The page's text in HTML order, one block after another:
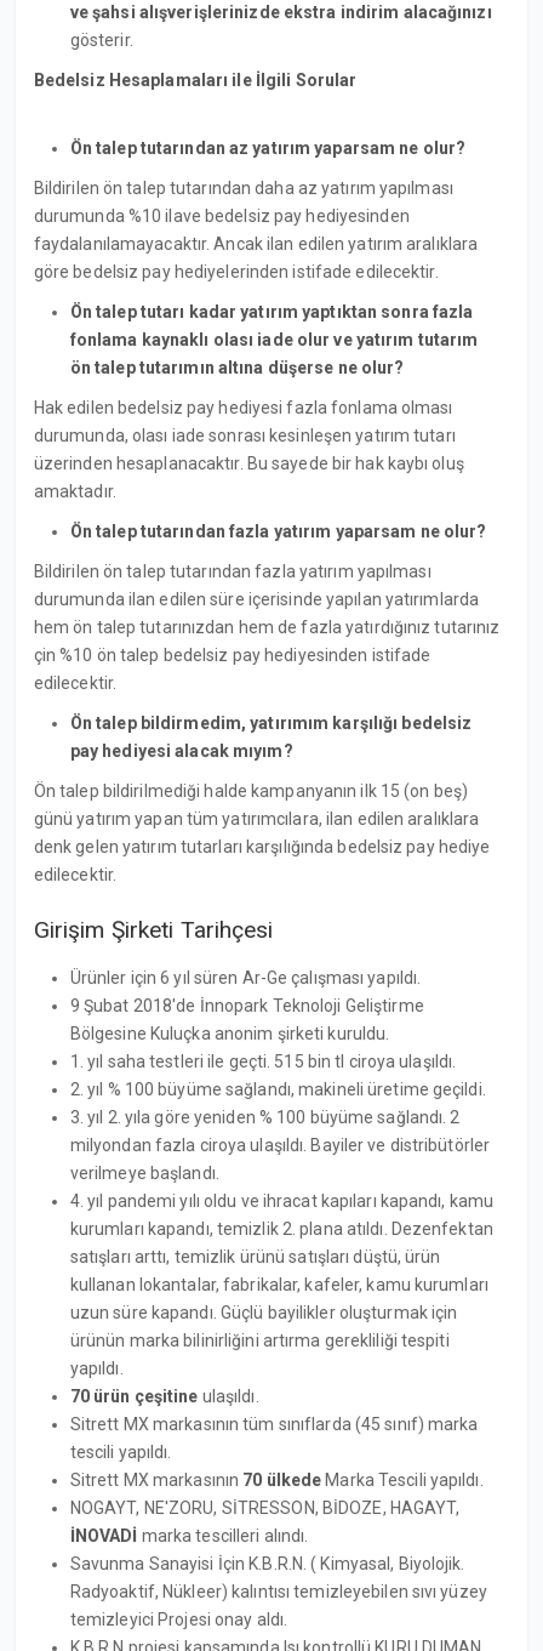
ve şahsi alışverişlerinizde ekstra indirim alacağınızı
gösterir.
Bedelsiz Hesaplamaları ile İlgili Sorular
Ön talep tutarından az yatırım yaparsam ne olur?
Bildirilen ön talep tutarından daha az yatırım yapılması
durumunda %10 ilave bedelsiz pay hediyesinden
faydalanılamayacaktır. Ancak ilan edilen yatırım aralıklara
göre bedelsiz pay hediyelerinden istifade edilecektir.
Ön talep tutarı kadar yatırım yaptıktan sonra fazla
fonlama kaynaklı olası iade olur ve yatırım tutarım
ön talep tutarımın altına düşerse ne olur?
Hak edilen bedelsiz pay hediyesi fazla fonlama olması
durumunda, olası iade sonrası kesinleşen yatırım tutarı
üzerinden hesaplanacaktır. Bu sayede bir hak kaybı oluş
amaktadır.
Ön talep tutarından fazla yatırım yaparsam ne olur?
Bildirilen ön talep tutarından fazla yatırım yapılması
durumunda ilan edilen süre içerisinde yapılan yatırımlarda
hem ön talep tutarınızdan hem de fazla yatırdığınız tutarınız
çin %10 ön talep bedelsiz pay hediyesinden istifade
edilecektir.
Ön talep bildirmedim, yatırımım karşılığı bedelsiz
pay hediyesi alacak mıyım?
Ön talep bildirilmediği halde kampanyanın ilk 15 (on beş)
günü yatırım yapan tüm yatırımcılara, ilan edilen aralıklara
denk gelen yatırım tutarları karşılığında bedelsiz pay hediye
edilecektir.
Girişim Şirketi Tarihçesi
Ürünler için 6 yıl süren Ar-Ge çalışması yapıldı.
9 Şubat 2018'de İnnopark Teknoloji Geliştirme
Bölgesine Kuluçka anonim şirketi kuruldu.
1. yıl saha testleri ile geçti. 515 bin tl ciroya ulaşıldı.
2. yıl % 100 büyüme sağlandı, makineli üretime geçildi.
3. yıl 2. yıla göre yeniden % 100 büyüme sağlandı. 2
milyondan fazla ciroya ulaşıldı. Bayiler ve distribütörler
verilmeye başlandı.
4. yıl pandemi yılı oldu ve ihracat kapıları kapandı, kamu
kurumları kapandı, temizlik 2. plana atıldı. Dezenfektan
satışları arttı, temizlik ürünü satışları düştü, ürün
kullanan lokantalar, fabrikalar, kafeler, kamu kurumları
uzun süre kapandı. Güçlü bayilikler oluşturmak için
ürünün marka bilinirliğini artırma gerekliliği tespiti
yapıldı.
70 ürün çeşitine ulaşıldı.
Sitrett MX markasının tüm sınıflarda (45 sınıf) marka
tescili yapıldı.
Sitrett MX markasının 70 ülkede Marka Tescili yapıldı.
NOGAYT, NE'ZORU, SİTRESSON, BİDOZE, HAGAYT,
İNOVADİ marka tescilleri alındı.
Savunma Sanayisi İçin K.B.R.N. ( Kimyasal, Biyolojik.
Radyoaktif, Nükleer) kalıntısı temizleyebilen sıvı yüzey
temizleyici Projesi onay aldı.
K.B.R.N projesi kapsamında Isı kontrollü KURU DUMAN